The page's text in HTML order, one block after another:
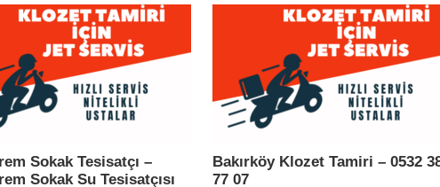
Sokak Tesisatçı –
Sokak Su Tesisatçısı
Bakırköy Klozet Tamiri – 0532
77 07